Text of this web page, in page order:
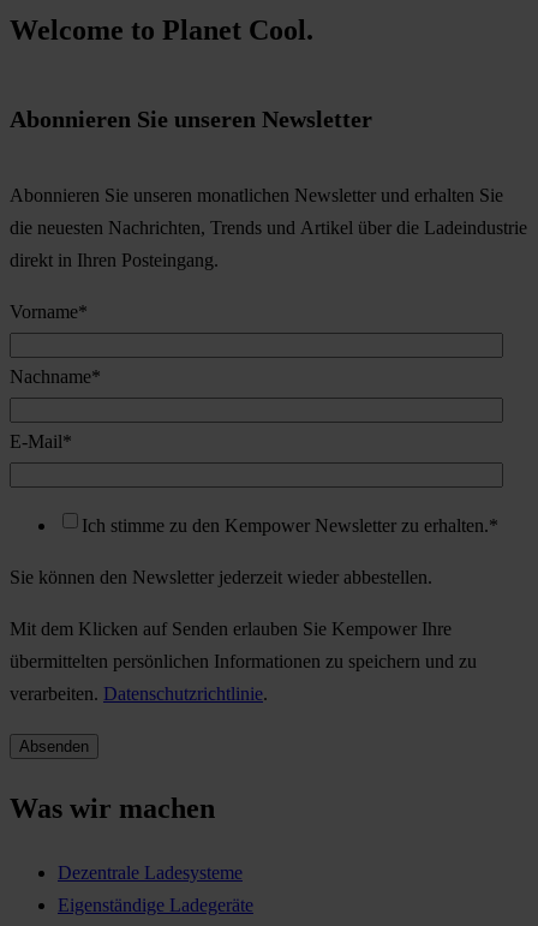
Welcome to Planet Cool.
Abonnieren Sie unseren Newsletter
Abonnieren Sie unseren monatlichen Newsletter und erhalten Sie
die neuesten Nachrichten, Trends und Artikel über die Ladeindustrie
direkt in Ihren Posteingang.
Vorname*
Nachname*
E-Mail*
Ich stimme zu den Kempower Newsletter zu erhalten.*
Sie können den Newsletter jederzeit wieder abbestellen.
Mit dem Klicken auf Senden erlauben Sie Kempower Ihre
übermittelten persönlichen Informationen zu speichern und zu
verarbeiten. Datenschutzrichtlinie.
Was wir machen
Dezentrale Ladesysteme
Eigenständige Ladegeräte